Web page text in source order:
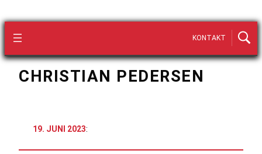
KONTAKT
CHRISTIAN PEDERSEN
19. JUNI 2023: